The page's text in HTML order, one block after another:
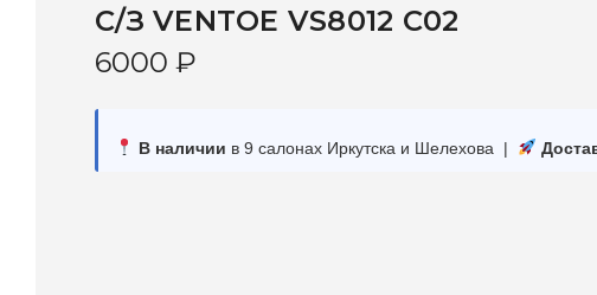
С/З VENTOE VS8012 C02
6000 ₽
В наличии в 9 салонах Иркутска и Шелехова |